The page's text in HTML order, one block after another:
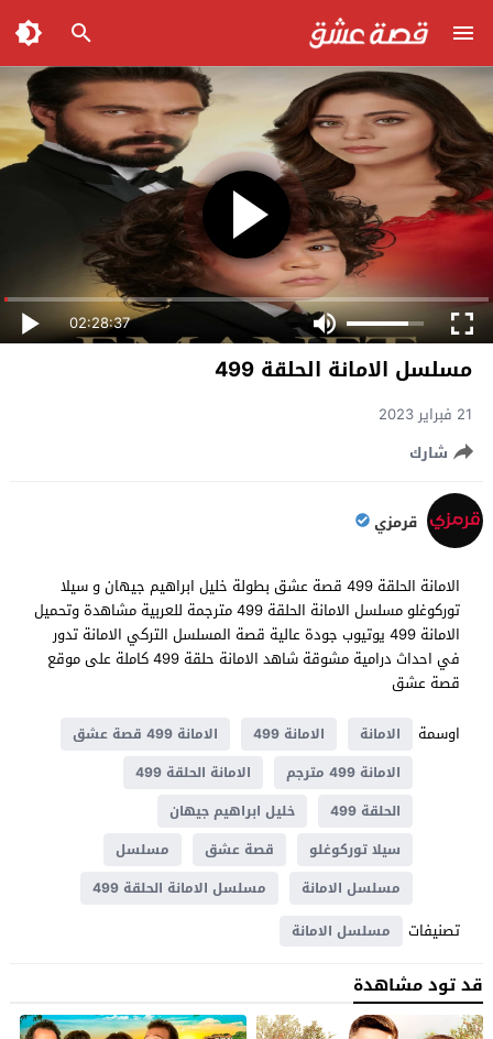
02:28:37
مسلسل الامانة الحلقة 499
21 فبراير 2023
شارك
قرمزي
الامانة الحلقة 499 قصة عشق بطولة خليل ابراهيم جيهان و سيلا
توركوغلو مسلسل الامانة الحلقة 499 مترجمة للعربية مشاهدة وتحميل
الامانة 499 يوتيوب جودة عالية قصة المسلسل التركي الامانة تدور
في احداث ​​درامية مشوقة شاهد الامانة حلقة 499 كاملة على موقع
قصة عشق
اوسمة
الامانة الامانة 499
الامانة 499 قصة عشق
الامانة 499 مترجم
الامانة الحلقة 499
الحلقة 499
خليل ابراهيم جيهان
سيلا توركوغلو
قصة عشق
مسلسل
مسلسل الامانة
مسلسل الامانة الحلقة 499
تصنيفات مسلسل الامانة
قد تود مشاهدة